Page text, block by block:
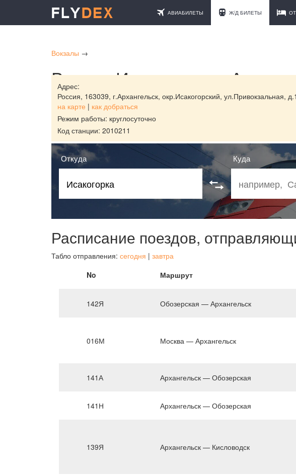
АВИАБИЛЕТЫ Ж/Д БИЛЕТЫ
Вокзалы →
Вокзал Исакогорка в
Адрес:
Россия, 163039, г.Архангельск, окр.Исакогорский, ул.Привокзальная,
на карте | как добраться
Режим работы: круглосуточно
Код станции: 2010211
Откуда Куда
Расписание поездов,
Табло отправления: сегодня | завтра
No
Маршрут
142Я Обозерская — Архангельск
016М Москва — Архангельск
141А Архангельск — Обозерская
141Н Архангельск — Обозерская
139Я Архангельск — Кисловодск